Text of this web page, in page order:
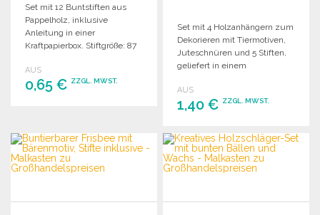
Set mit 12 Buntstiften aus
Pappelholz, inklusive
Anleitung in einer
Kraftpapierbox. Stiftgröße: 87
AUS
0,65 € ZZGL. MWST.
Angebot anfordern
Set mit 4 Holzanhängern zum
Dekorieren mit Tiermotiven,
Juteschnüren und 5 Stiften,
geliefert in einem
großen Mengen für kreative
Aktivitäten und Dekoration.
AUS
1,40 € ZZGL. MWST.
BESTELLEN
Angebot anfordern